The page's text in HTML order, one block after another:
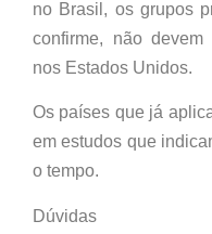
no Brasil, os grupos
confirme, não
nos Estados Unidos.
Os países que já
em estudos que
o tempo.
Dúvidas